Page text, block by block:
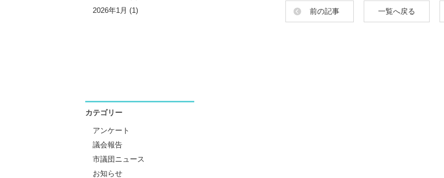
前の記事 一覧へ戻る
2026年1月 (1)
カテゴリー
アンケート
議会報告
市議団ニュース
お知らせ